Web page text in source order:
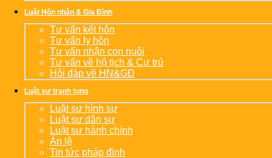
Luật Hôn nhân & Gia Đình
Tư vấn kết hôn
Tư vấn ly hôn
Tư vấn nhận con nuôi
Tư vấn về hộ tịch & Cư trú
Hỏi đáp về HN&GĐ
Luật sư tranh tụng
Luật sư hình sự
Luật sư dân sự
Luật sư hành chính
Án lệ
Tin tức pháp đình